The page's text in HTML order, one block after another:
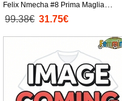
Felix Nmecha #8 Prima Maglia
Femminile 2025-26 Manica Corta
99.38€ 31.75€